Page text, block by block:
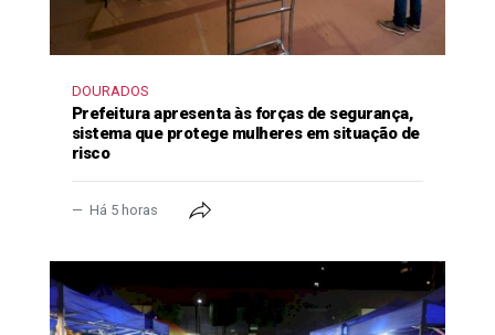
DOURADOS
Prefeitura apresenta às forças de segurança,
sistema que protege mulheres em situação de
risco
Há 5 horas